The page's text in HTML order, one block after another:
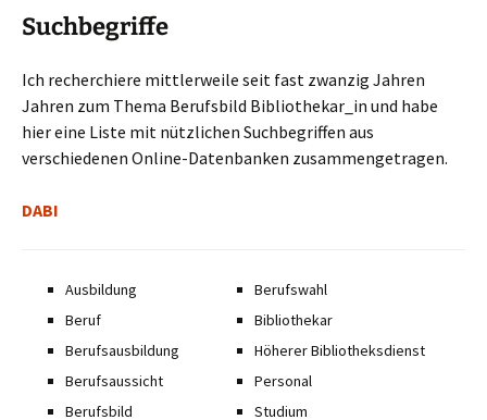
Suchbegriffe
Ich recherchiere mittlerweile seit fast zwanzig Jahren
Jahren zum Thema Berufsbild Bibliothekar_in und habe
hier eine Liste mit nützlichen Suchbegriffen aus
verschiedenen Online-Datenbanken zusammengetragen.
DABI
Ausbildung
Beruf
Berufsausbildung
Berufsaussicht
Berufsbild
Berufswahl
Bibliothekar
Höherer Bibliotheksdienst
Personal
Studium